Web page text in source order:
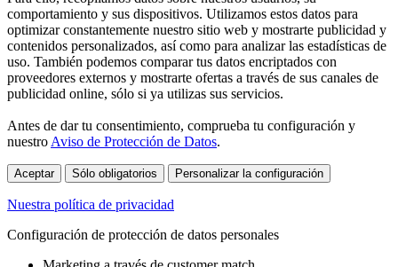
comportamiento y sus dispositivos. Utilizamos estos datos para
optimizar constantemente nuestro sitio web y mostrarte publicidad y
contenidos personalizados, así como para analizar las estadísticas de
uso. También podemos comparar tus datos encriptados con
proveedores externos y mostrarte ofertas a través de sus canales de
publicidad online, sólo si ya utilizas sus servicios.
Antes de dar tu consentimiento, comprueba tu configuración y
nuestro Aviso de Protección de Datos.
Aceptar Sólo obligatorios Personalizar la configuración
Nuestra política de privacidad
Configuración de protección de datos personales